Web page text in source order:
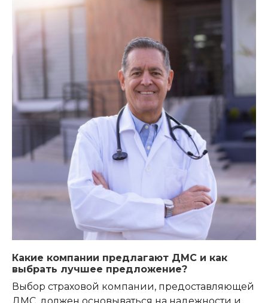
Какие компании предлагают ДМС и как
выбрать лучшее предложение?
Выбор страховой компании, предоставляющей